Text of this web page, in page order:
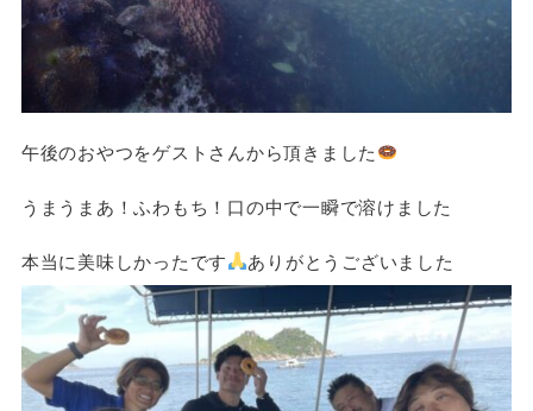
午後のおやつをゲストさんから頂きました
うまうまあ！ふわもち！口の中で一瞬で溶けました
本当に美味しかったです ありがとうございました